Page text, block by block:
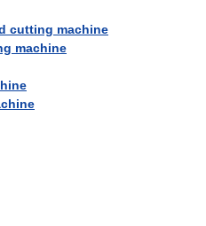
cutting machine
machine